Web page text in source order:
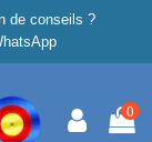
de conseils ?
0